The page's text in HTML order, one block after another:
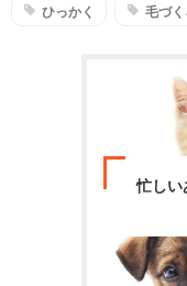
ひっかく 毛づ
忙し